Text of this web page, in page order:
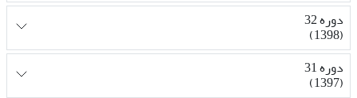
دوره 32
(1398)
دوره 31
(1397)